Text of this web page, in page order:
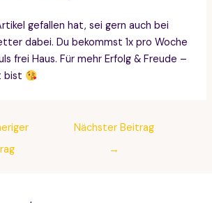
gefallen hat, sei gern auch bei
dabei. Du bekommst 1x pro Woche
frei Haus. Für mehr Erfolg & Freude –
bist
Nächster Beitrag
→